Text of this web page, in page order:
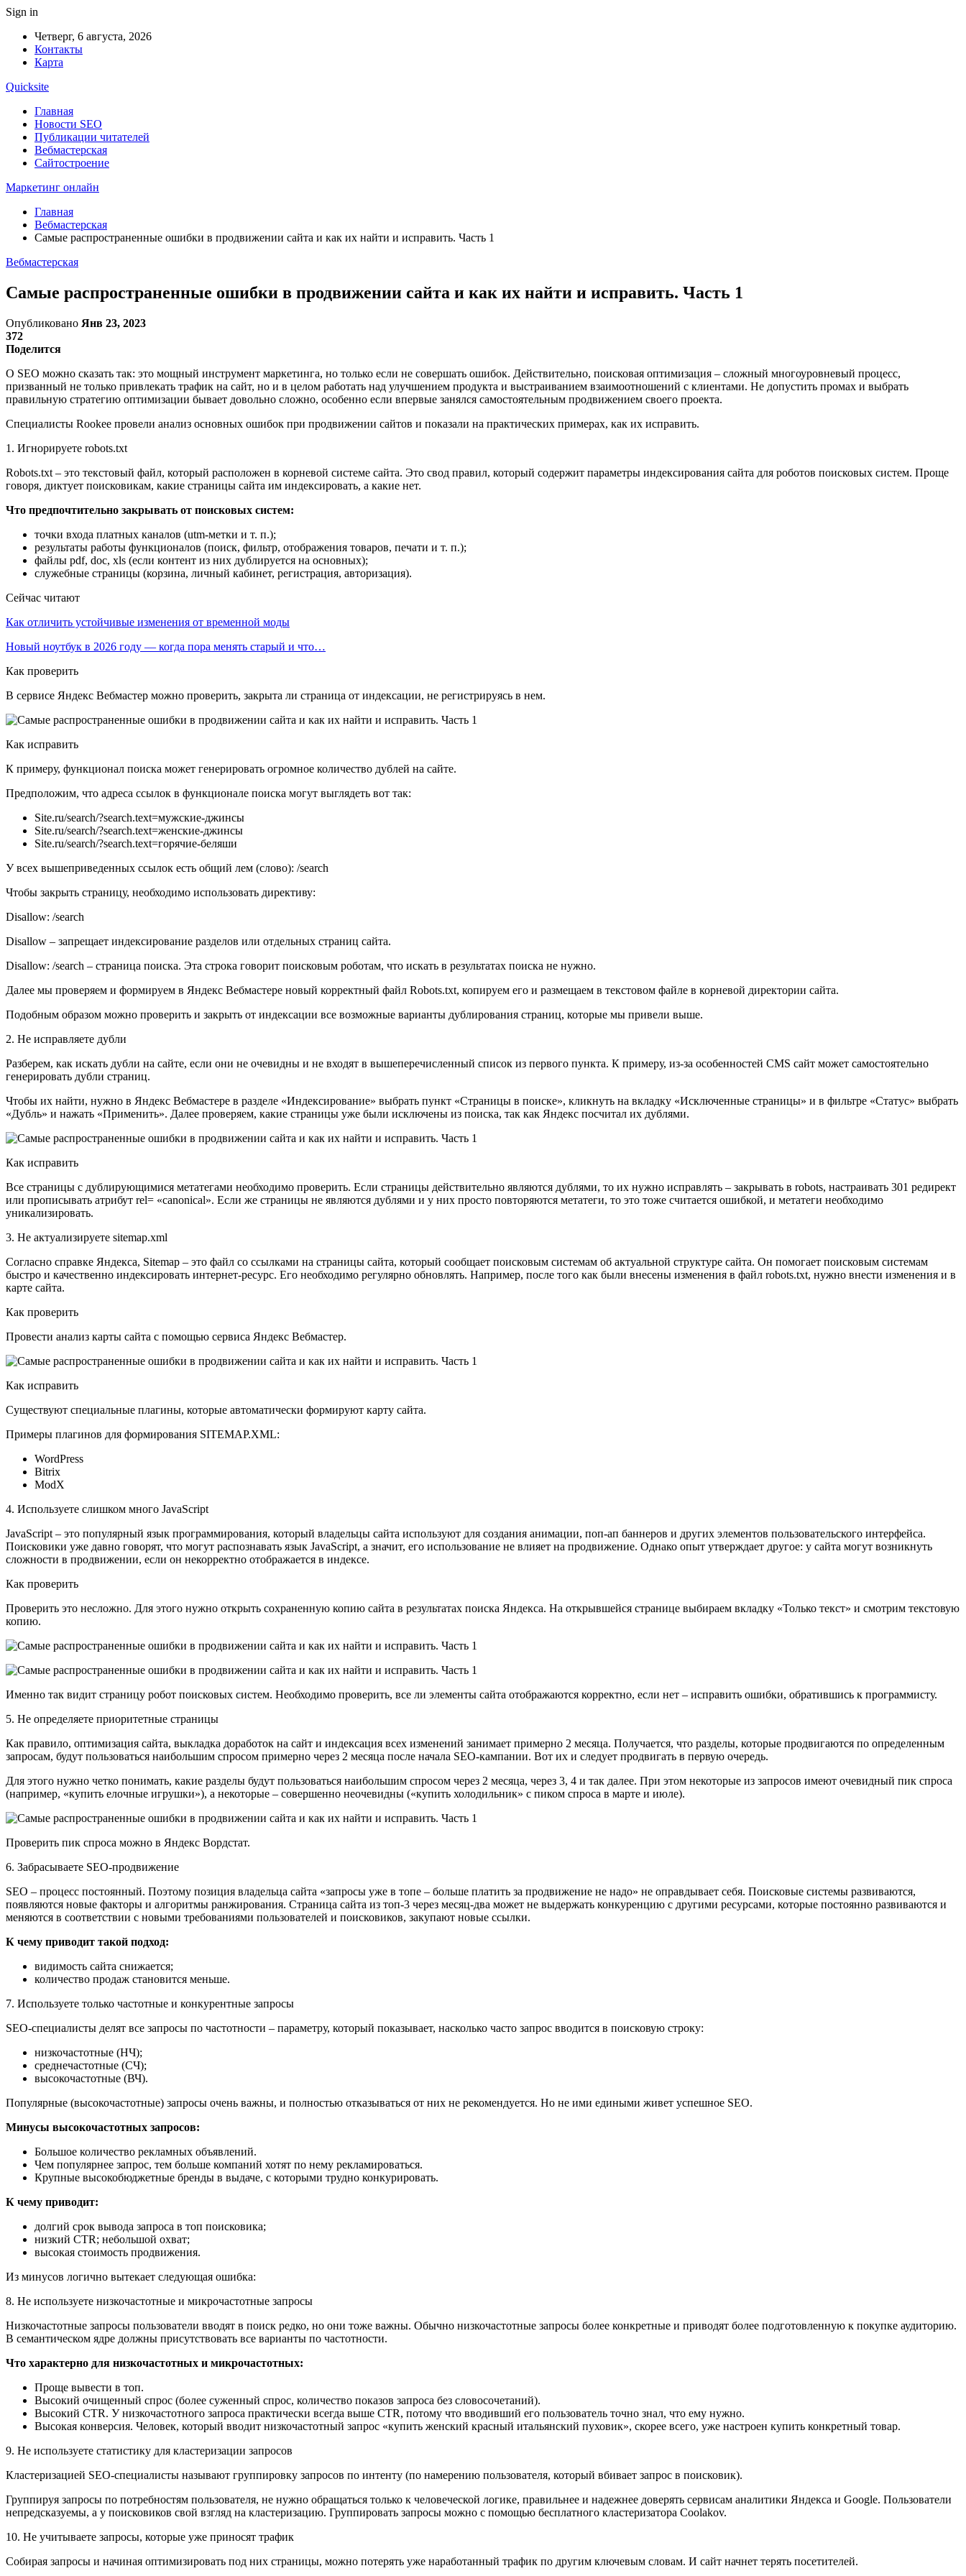
Sign in
Четверг, 6 августа, 2026
Контакты
Карта
Quicksite
Главная
Новости SEO
Публикации читателей
Вебмастерская
Сайтостроение
Маркетинг онлайн
Главная
Вебмастерская
Самые распространенные ошибки в продвижении сайта и как их найти и исправить. Часть 1
Вебмастерская
Самые распространенные ошибки в продвижении сайта и как их найти и исправить. Часть 1
Опубликовано Янв 23, 2023
372
Поделится
О SEO можно сказать так: это мощный инструмент маркетинга, но только если не совершать ошибок. Действительно, поисковая оптимизация – сложный многоуровневый процесс,
призванный не только привлекать трафик на сайт, но и в целом работать над улучшением продукта и выстраиванием взаимоотношений с клиентами. Не допустить промах и выбрать
правильную стратегию оптимизации бывает довольно сложно, особенно если впервые занялся самостоятельным продвижением своего проекта.
Специалисты Rookee провели анализ основных ошибок при продвижении сайтов и показали на практических примерах, как их исправить.
1. Игнорируете robots.txt
Robots.txt – это текстовый файл, который расположен в корневой системе сайта. Это свод правил, который содержит параметры индексирования сайта для роботов поисковых систем. Проще
говоря, диктует поисковикам, какие страницы сайта им индексировать, а какие нет.
Что предпочтительно закрывать от поисковых систем:
точки входа платных каналов (utm-метки и т. п.);
результаты работы функционалов (поиск, фильтр, отображения товаров, печати и т. п.);
файлы pdf, doc, xls (если контент из них дублируется на основных);
служебные страницы (корзина, личный кабинет, регистрация, авторизация).
Сейчас читают
Как отличить устойчивые изменения от временной моды
Новый ноутбук в 2026 году — когда пора менять старый и что…
Как проверить
В сервисе Яндекс Вебмастер можно проверить, закрыта ли страница от индексации, не регистрируясь в нем.
Как исправить
К примеру, функционал поиска может генерировать огромное количество дублей на сайте.
Предположим, что адреса ссылок в функционале поиска могут выглядеть вот так:
Site.ru/search/?search.text=мужские-джинсы
Site.ru/search/?search.text=женские-джинсы
Site.ru/search/?search.text=горячие-беляши
У всех вышеприведенных ссылок есть общий лем (слово): /search
Чтобы закрыть страницу, необходимо использовать директиву:
Disallow: /search
Disallow – запрещает индексирование разделов или отдельных страниц сайта.
Disallow: /search – страница поиска. Эта строка говорит поисковым роботам, что искать в результатах поиска не нужно.
Далее мы проверяем и формируем в Яндекс Вебмастере новый корректный файл Robots.txt, копируем его и размещаем в текстовом файле в корневой директории сайта.
Подобным образом можно проверить и закрыть от индексации все возможные варианты дублирования страниц, которые мы привели выше.
2. Не исправляете дубли
Разберем, как искать дубли на сайте, если они не очевидны и не входят в вышеперечисленный список из первого пункта. К примеру, из-за особенностей CMS сайт может самостоятельно
генерировать дубли страниц.
Чтобы их найти, нужно в Яндекс Вебмастере в разделе «Индексирование» выбрать пункт «Страницы в поиске», кликнуть на вкладку «Исключенные страницы» и в фильтре «Статус» выбрать
«Дубль» и нажать «Применить». Далее проверяем, какие страницы уже были исключены из поиска, так как Яндекс посчитал их дублями.
Как исправить
Все страницы с дублирующимися метатегами необходимо проверить. Если страницы действительно являются дублями, то их нужно исправлять – закрывать в robots, настраивать 301 редирект
или прописывать атрибут rel= «canonical». Если же страницы не являются дублями и у них просто повторяются метатеги, то это тоже считается ошибкой, и метатеги необходимо
уникализировать.
3. Не актуализируете sitemap.xml
Согласно справке Яндекса, Sitemap – это файл со ссылками на страницы сайта, который сообщает поисковым системам об актуальной структуре сайта. Он помогает поисковым системам
быстро и качественно индексировать интернет-ресурс. Его необходимо регулярно обновлять. Например, после того как были внесены изменения в файл robots.txt, нужно внести изменения и в
карте сайта.
Как проверить
Провести анализ карты сайта с помощью сервиса Яндекс Вебмастер.
Как исправить
Существуют специальные плагины, которые автоматически формируют карту сайта.
Примеры плагинов для формирования SITEMAP.XML:
WordPress
Bitrix
ModX
4. Используете слишком много JavaScript
JavaScript – это популярный язык программирования, который владельцы сайта используют для создания анимации, поп-ап баннеров и других элементов пользовательского интерфейса.
Поисковики уже давно говорят, что могут распознавать язык JavaScript, а значит, его использование не влияет на продвижение. Однако опыт утверждает другое: у сайта могут возникнуть
сложности в продвижении, если он некорректно отображается в индексе.
Как проверить
Проверить это несложно. Для этого нужно открыть сохраненную копию сайта в результатах поиска Яндекса. На открывшейся странице выбираем вкладку «Только текст» и смотрим текстовую
копию.
Именно так видит страницу робот поисковых систем. Необходимо проверить, все ли элементы сайта отображаются корректно, если нет – исправить ошибки, обратившись к программисту.
5. Не определяете приоритетные страницы
Как правило, оптимизация сайта, выкладка доработок на сайт и индексация всех изменений занимает примерно 2 месяца. Получается, что разделы, которые продвигаются по определенным
запросам, будут пользоваться наибольшим спросом примерно через 2 месяца после начала SEO-кампании. Вот их и следует продвигать в первую очередь.
Для этого нужно четко понимать, какие разделы будут пользоваться наибольшим спросом через 2 месяца, через 3, 4 и так далее. При этом некоторые из запросов имеют очевидный пик спроса
(например, «купить елочные игрушки»), а некоторые – совершенно неочевидны («купить холодильник» с пиком спроса в марте и июле).
Проверить пик спроса можно в Яндекс Вордстат.
6. Забрасываете SEO-продвижение
SEO – процесс постоянный. Поэтому позиция владельца сайта «запросы уже в топе – больше платить за продвижение не надо» не оправдывает себя. Поисковые системы развиваются,
появляются новые факторы и алгоритмы ранжирования. Страница сайта из топ-3 через месяц-два может не выдержать конкуренцию с другими ресурсами, которые постоянно развиваются и
меняются в соответствии с новыми требованиями пользователей и поисковиков, закупают новые ссылки.
К чему приводит такой подход:
видимость сайта снижается;
количество продаж становится меньше.
7. Используете только частотные и конкурентные запросы
SEO-специалисты делят все запросы по частотности – параметру, который показывает, насколько часто запрос вводится в поисковую строку:
низкочастотные (НЧ);
среднечастотные (СЧ);
высокочастотные (ВЧ).
Популярные (высокочастотные) запросы очень важны, и полностью отказываться от них не рекомендуется. Но не ими едиными живет успешное SEO.
Минусы высокочастотных запросов:
Большое количество рекламных объявлений.
Чем популярнее запрос, тем больше компаний хотят по нему рекламироваться.
Крупные высокобюджетные бренды в выдаче, с которыми трудно конкурировать.
К чему приводит:
долгий срок вывода запроса в топ поисковика;
низкий CTR; небольшой охват;
высокая стоимость продвижения.
Из минусов логично вытекает следующая ошибка:
8. Не используете низкочастотные и микрочастотные запросы
Низкочастотные запросы пользователи вводят в поиск редко, но они тоже важны. Обычно низкочастотные запросы более конкретные и приводят более подготовленную к покупке аудиторию.
В семантическом ядре должны присутствовать все варианты по частотности.
Что характерно для низкочастотных и микрочастотных:
Проще вывести в топ.
Высокий очищенный спрос (более суженный спрос, количество показов запроса без словосочетаний).
Высокий CTR. У низкочастотного запроса практически всегда выше CTR, потому что вводивший его пользователь точно знал, что ему нужно.
Высокая конверсия. Человек, который вводит низкочастотный запрос «купить женский красный итальянский пуховик», скорее всего, уже настроен купить конкретный товар.
9. Не используете статистику для кластеризации запросов
Кластеризацией SEO-специалисты называют группировку запросов по интенту (по намерению пользователя, который вбивает запрос в поисковик).
Группируя запросы по потребностям пользователя, не нужно обращаться только к человеческой логике, правильнее и надежнее доверять сервисам аналитики Яндекса и Google. Пользователи
непредсказуемы, а у поисковиков свой взгляд на кластеризацию. Группировать запросы можно с помощью бесплатного кластеризатора Coolakov.
10. Не учитываете запросы, которые уже приносят трафик
Собирая запросы и начиная оптимизировать под них страницы, можно потерять уже наработанный трафик по другим ключевым словам. И сайт начнет терять посетителей.